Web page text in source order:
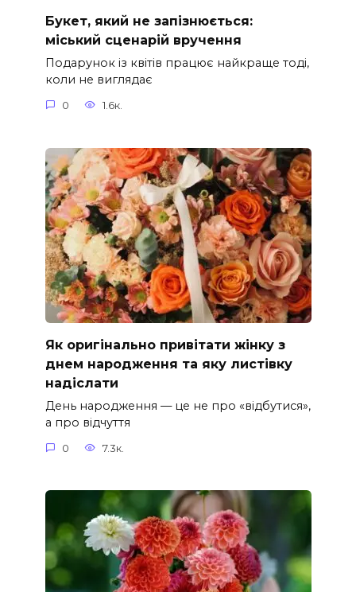
Букет, який не запізнюється:
міський сценарій вручення
Подарунок із квітів працює найкраще тоді,
коли не виглядає
0 1.6к.
Як оригінально привітати жінку з
днем народження та яку листівку
надіслати
День народження — це не про «відбутися»,
а про відчуття
0 7.3к.